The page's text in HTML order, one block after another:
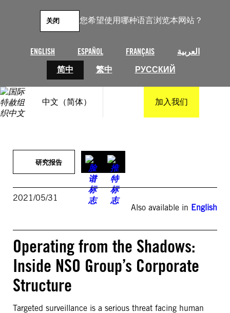
您希望使用哪种语言浏览本网站？
ENGLISH ESPAÑOL FRANÇAIS
العربية
简中
繁中 РУССКИЙ
关闭
中文（简体） 加入我们
研究报告
2021/05/31
Also available in English
Operating from the Shadows:
Inside NSO Group’s Corporate
Structure
Targeted surveillance is a serious threat facing human